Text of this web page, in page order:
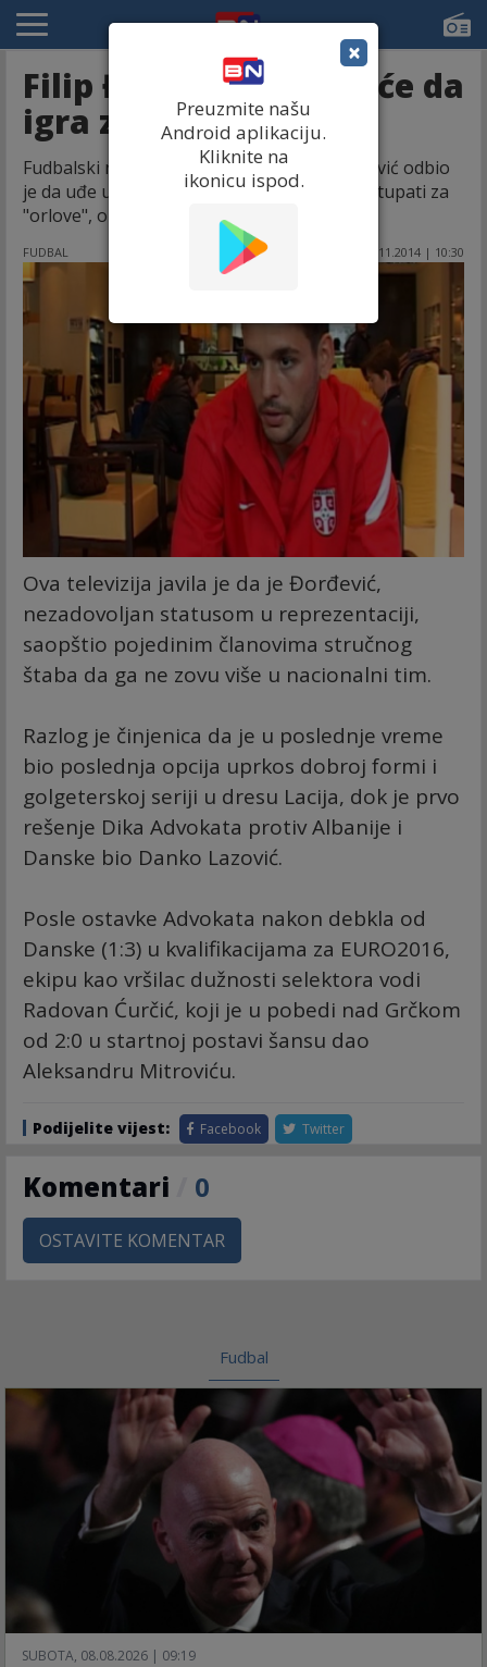
Filip Đorđević više neće da
igra za Srbiju!
Fudbalski reprezentativac Srbije Filip Đorđević odbio
je da uđe u igru protiv Grčke i neće više nastupati za
"orlove", objavila je televizija "Arenasport".
FUDBAL 19.11.2014 | 10:30
Ova televizija javila je da je Đorđević,
nezadovoljan statusom u reprezentaciji,
saopštio pojedinim članovima stručnog
štaba da ga ne zovu više u nacionalni tim.
Razlog je činjenica da je u poslednje vreme
bio poslednja opcija uprkos dobroj formi i
golgeterskoj seriji u dresu Lacija, dok je prvo
rešenje Dika Advokata protiv Albanije i
Danske bio Danko Lazović.
Posle ostavke Advokata nakon debkla od
Danske (1:3) u kvalifikacijama za EURO2016,
ekipu kao vršilac dužnosti selektora vodi
Radovan Ćurčić, koji je u pobedi nad Grčkom
od 2:0 u startnoj postavi šansu dao
Aleksandru Mitroviću.
Podijelite vijest: Facebook Twitter
Komentari 0
OSTAVITE KOMENTAR
Fudbal
SUBOTA, 08.08.2026 | 09:19
×
Preuzmite našu
Android aplikaciju.
Kliknite na
ikonicu ispod.